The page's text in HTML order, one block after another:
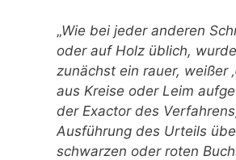
„Wie bei jeder anderen
oder auf Holz üblich,
zunächst ein rauer, weißer
aus Kreise oder Leim
der Exactor des
Ausführung des Urteils
schwarzen oder roten